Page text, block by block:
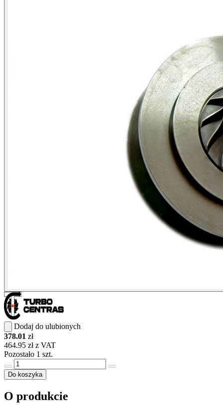
Dodaj do ulubionych
378.01 zł
464.95 zł z VAT
Pozostało 1 szt.
Do koszyka
O produkcie